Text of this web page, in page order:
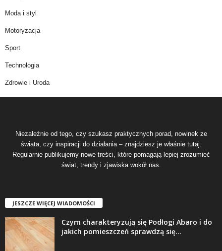
Moda i styl
Motoryzacja
Sport
Technologia
Zdrowie i Uroda
Niezależnie od tego, czy szukasz praktycznych porad, nowinek ze
świata, czy inspiracji do działania – znajdziesz je właśnie tutaj.
Regularnie publikujemy nowe treści, które pomagają lepiej zrozumieć
świat, trendy i zjawiska wokół nas.
JESZCZE WIĘCEJ WIADOMOŚCI
Czym charakteryzują się Podłogi Abaro i do
jakich pomieszczeń sprawdzą się...